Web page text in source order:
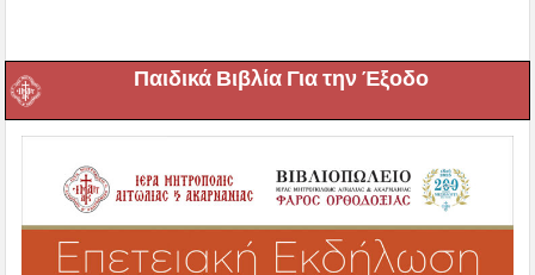
Παιδικά Βιβλία Για την Έξοδο